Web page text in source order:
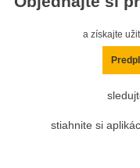
a získajte
stiahnite si